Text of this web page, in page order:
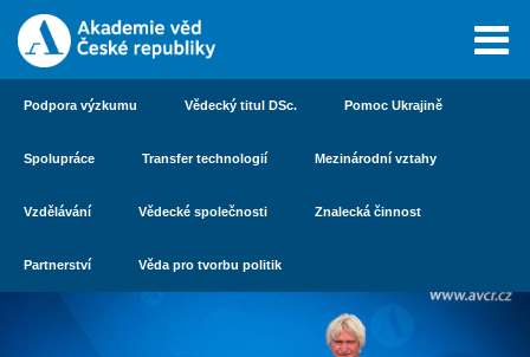
Podpora výzkumu Vědecký titul DSc. Pomoc Ukrajině
Spolupráce Transfer technologií Mezinárodní vztahy
Vzdělávání Vědecké společnosti Znalecká činnost
Partnerství Věda pro tvorbu politik